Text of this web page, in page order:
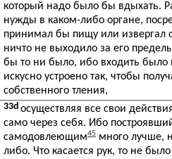
который надо было бы вдыхать.
нужды в каком-либо органе,
принимал бы пищу или извергал
ничто не выходило за его
бы то ни было, ибо входить было
искусно устроено так, чтобы
собственного тления,
33d осуществляя все свои
само через себя. Ибо
самодовлеющим45 много лучше,
либо. Что касается рук, то не